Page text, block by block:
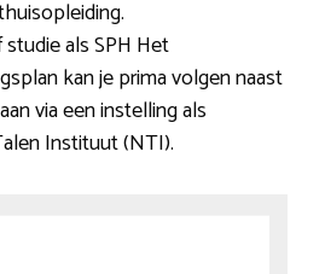
als SPH Het
kan je prima volgen naast
via een instelling als
Instituut (NTI).